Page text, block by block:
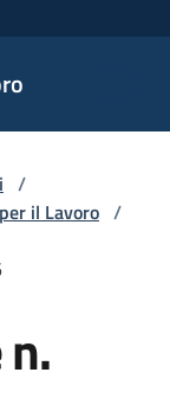
/
il Lavoro /